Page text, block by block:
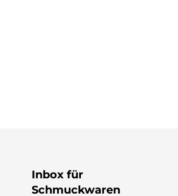
Inbox für
Schmuckwaren